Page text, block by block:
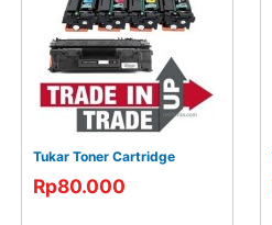
Tukar Toner Cartridge
Rp80.000